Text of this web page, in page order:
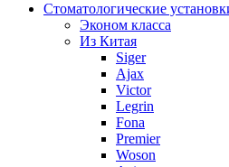
Стоматологические
Эконом класса
Из Китая
Siger
Ajax
Victor
Legrin
Fona
Premier
Woson